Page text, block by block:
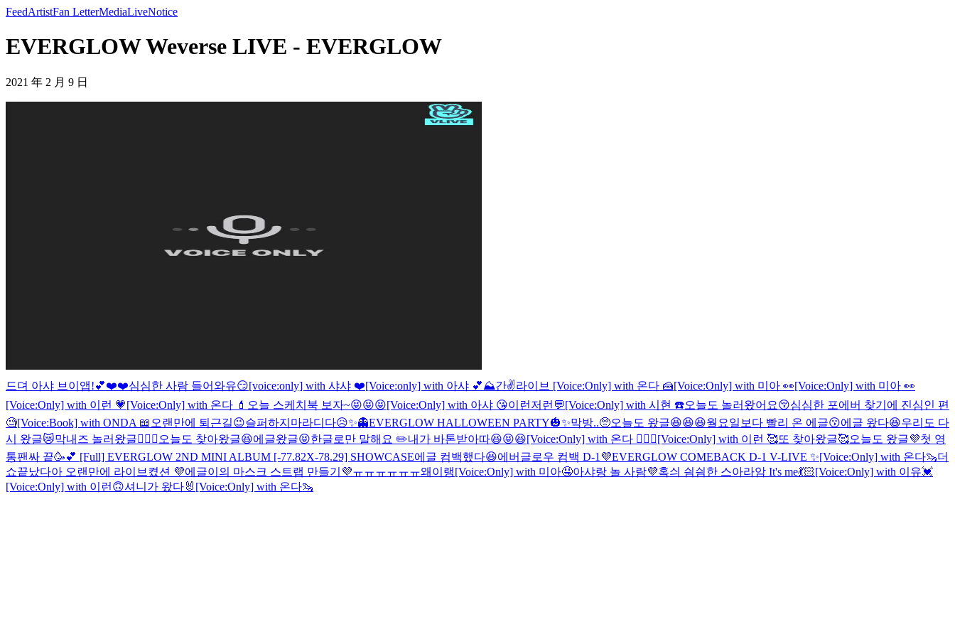
FeedArtistFan LetterMediaLiveNotice
EVERGLOW Weverse LIVE - EVERGLOW
2021 年 2 月 9 日
드뎌 아샤 브이앱!💕❤️❤️심심한 사람 들어와유😏[voice:only] with 샤샤 ❤️[Voice:only] with 아샤 💕⛰️간✌️라이브 [Voice:Only] with 온다 🍰[Voice:Only] with 미아 👀[Voice:Only] with 미아 👀
[Voice:Only] with 이런 💗[Voice:Only] with 온다 💄 오늘 스케치북 보자~😝😝😝[Voice:Only] with 아샤 😘이런저런💬[Voice:Only] with 시현 ☎️오늘도 놀러왔어요😚심심한 포에버 찾기에 진심인 편
🧐[Voice:Book] with ONDA 📖 오랜만에 퇴근길😉슬퍼하지마라디다😥✨👻EVERGLOW HALLOWEEN PARTY🎃✨막방..🥺오늘도 왔글😆😆😆월요일보다 빨리 온 에글😗에글 왔다😆우리도 다
시 왔글😿막내즈 놀러왔글🧚🏻‍♀️ 오늘도 찾아왔글😆에글왔글😝한글로만 말해요 ✏️내가 바톤받아따😆😝😆[Voice:Only] with 온다 🧚🏻‍♀️[Voice:Only] with 이런 🥰또 찾아왔글🥰오늘도 왔글💜첫 영
통팬싸 끝🥳💕 [Full] EVERGLOW 2ND MINI ALBUM [-77.82X-78.29] SHOWCASE에글 컴백했다😆에버글로우 컴백 D-1💜EVERGLOW COMEBACK D-1 V-LIVE ✨[Voice:Only] with 온다🦦더
쇼끝났다아 오랜만에 라이브켰션 💜에글이의 마스크 스트랩 만들기💜ㅠㅠㅠㅠㅠㅠ왜이랭[Voice:Only] with 미아🤤아샤랑 놀 사람💜혹싀 싐싐한 스아라암 It's me💃🏻[Voice:Only] with 이유💓
[Voice:Only] with 이런🙃셔니가 왔다🐰 [Voice:Only] with 온다🦦